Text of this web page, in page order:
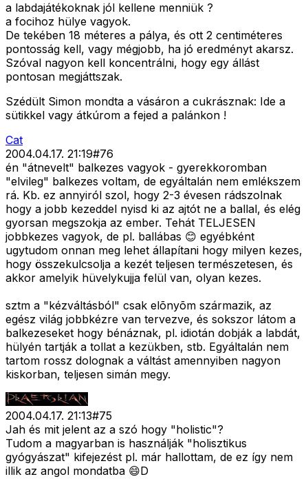
a labdajátékoknak jól kellene menniük ?
a focihoz hülye vagyok.
De tekében 18 méteres a pálya, és ott 2 centiméteres
pontosság kell, vagy mégjobb, ha jó eredményt akarsz.
Szóval nagyon kell koncentrálni, hogy egy állást
pontosan megjáttszak.
Szédült Simon mondta a vásáron a cukrásznak: Ide a
sütikkel vagy átkúrom a fejed a palánkon !
Cat
2004.04.17. 21:19#76
én "átnevelt" balkezes vagyok - gyerekkoromban
"elvileg" balkezes voltam, de egyáltalán nem emlékszem
rá. Kb. ez annyiról szol, hogy 2-3 évesen rádszolnak
hogy a jobb kezeddel nyisd ki az ajtót ne a ballal, és elég
gyorsan megszokja az ember. Tehát TELJESEN
jobbkezes vagyok, de pl. ballábas 😊 egyébként
ugytudom onnan meg lehet állapítani hogy milyen kezes,
hogy összekulcsolja a kezét teljesen természetesen, és
akkor amelyik hüvelykujja felül van, olyan kezes.
sztm a "kézváltásból" csak elõnyõm származik, az
egész világ jobbkézre van tervezve, és sokszor látom a
balkezeseket hogy bénáznak, pl. idiotán dobják a labdát,
hülyén tartják a tollat a kezükben, stb. Egyáltalán nem
tartom rossz dolognak a váltást amennyiben nagyon
kiskorban, teljesen simán megy.
2004.04.17. 21:13#75
Jah és mit jelent az a szó hogy "holistic"?
Tudom a magyarban is használják "holisztikus
gyógyászat" kifejezést pl. már hallottam, de ez így nem
illik az angol mondatba 😄D